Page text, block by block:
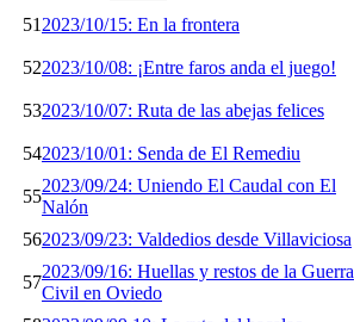
51 2023/10/15: En la frontera
522023/10/08: ¡Entre faros anda el juego!
532023/10/07: Ruta de las abejas felices
542023/10/01: Senda de El Remediu
55
2023/09/24: Uniendo El Caudal con El
Nalón
562023/09/23: Valdedios desde Villaviciosa
57
2023/09/16: Huellas y restos de la Guerra
Civil en Oviedo